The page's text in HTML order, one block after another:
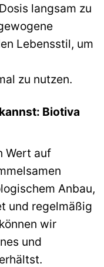
langsam zu
Lebensstil, um
zu nutzen.
Biotiva
Wert auf
Anbau,
und regelmäßig
wir
und